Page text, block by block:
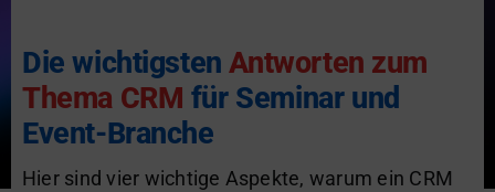
Die wichtigstenAntworten zum
Thema CRM für Seminar und
Event-Branche
Hier sind vier wichtige Aspekte, warum ein CRM